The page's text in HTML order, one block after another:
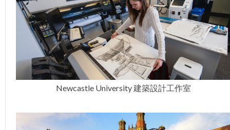
Newcastle University 建築設計工作室